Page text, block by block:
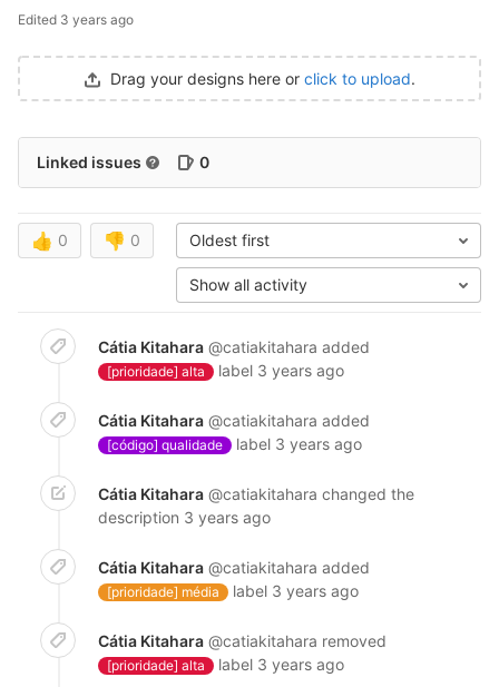
Edited 3 years ago
Drag your designs here or click to upload.
Linked issues 0
👍 0 👎 0 Oldest first
Show all activity
Cátia Kitahara @catiakitahara added
[prioridade] alta label 3 years ago
Cátia Kitahara @catiakitahara added
[código] qualidade label 3 years ago
Cátia Kitahara @catiakitahara changed the
description 3 years ago
Cátia Kitahara @catiakitahara added
[prioridade] média label 3 years ago
Cátia Kitahara @catiakitahara removed
[prioridade] alta label 3 years ago